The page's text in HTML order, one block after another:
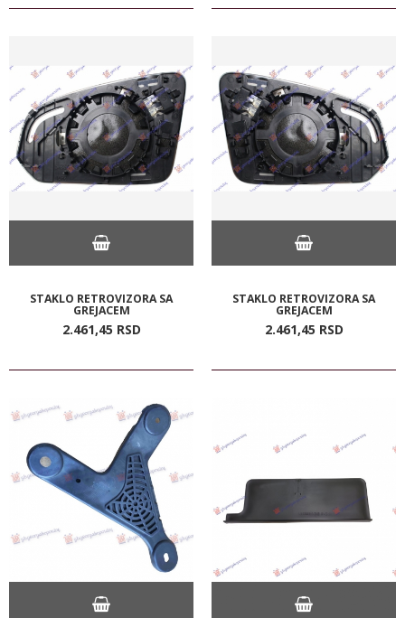
STAKLO RETROVIZORA SA
GREJACEM
2.461,45 RSD
STAKLO RETROVIZORA SA
GREJACEM
2.461,45 RSD